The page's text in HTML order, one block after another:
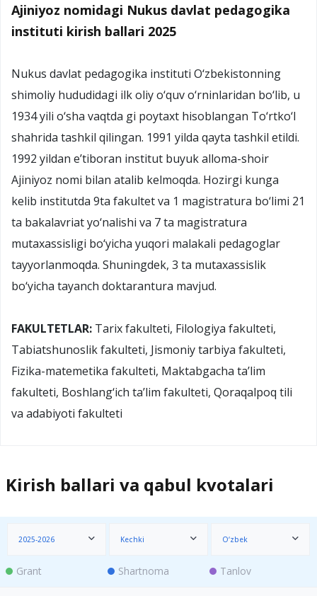
Ajiniyoz nomidagi Nukus davlat pedagogika
instituti kirish ballari 2025
Nukus davlat pedagogika instituti O‘zbekistonning
shimoliy hududidagi ilk oliy o‘quv o‘rninlaridan bo‘lib, u
1934 yili o‘sha vaqtda gi poytaxt hisoblangan To‘rtko‘l
shahrida tashkil qilingan. 1991 yilda qayta tashkil etildi.
1992 yildan e’tiboran institut buyuk alloma-shoir
Ajiniyoz nomi bilan atalib kelmoqda. Hozirgi kunga
kelib institutda 9ta fakultet va 1 magistratura bo‘limi 21
ta bakalavriat yo‘nalishi va 7 ta magistratura
mutaxassisligi bo‘yicha yuqori malakali pedagoglar
tayyorlanmoqda. Shuningdek, 3 ta mutaxassislik
bo‘yicha tayanch doktarantura mavjud.
FAKULTETLAR: Tarix fakulteti, Filologiya fakulteti,
Tabiatshunoslik fakulteti, Jismoniy tarbiya fakulteti,
Fizika-matemetika fakulteti, Maktabgacha ta’lim
fakulteti, Boshlang‘ich ta’lim fakulteti, Qoraqalpoq tili
va adabiyoti fakulteti
Kirish ballari va qabul kvotalari
2025-2026 Kechki O‘zbek
Grant Shartnoma Tanlov